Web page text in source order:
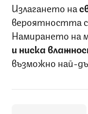
Излагането на
вероятността
Намирането на
и ниска
възможно най-